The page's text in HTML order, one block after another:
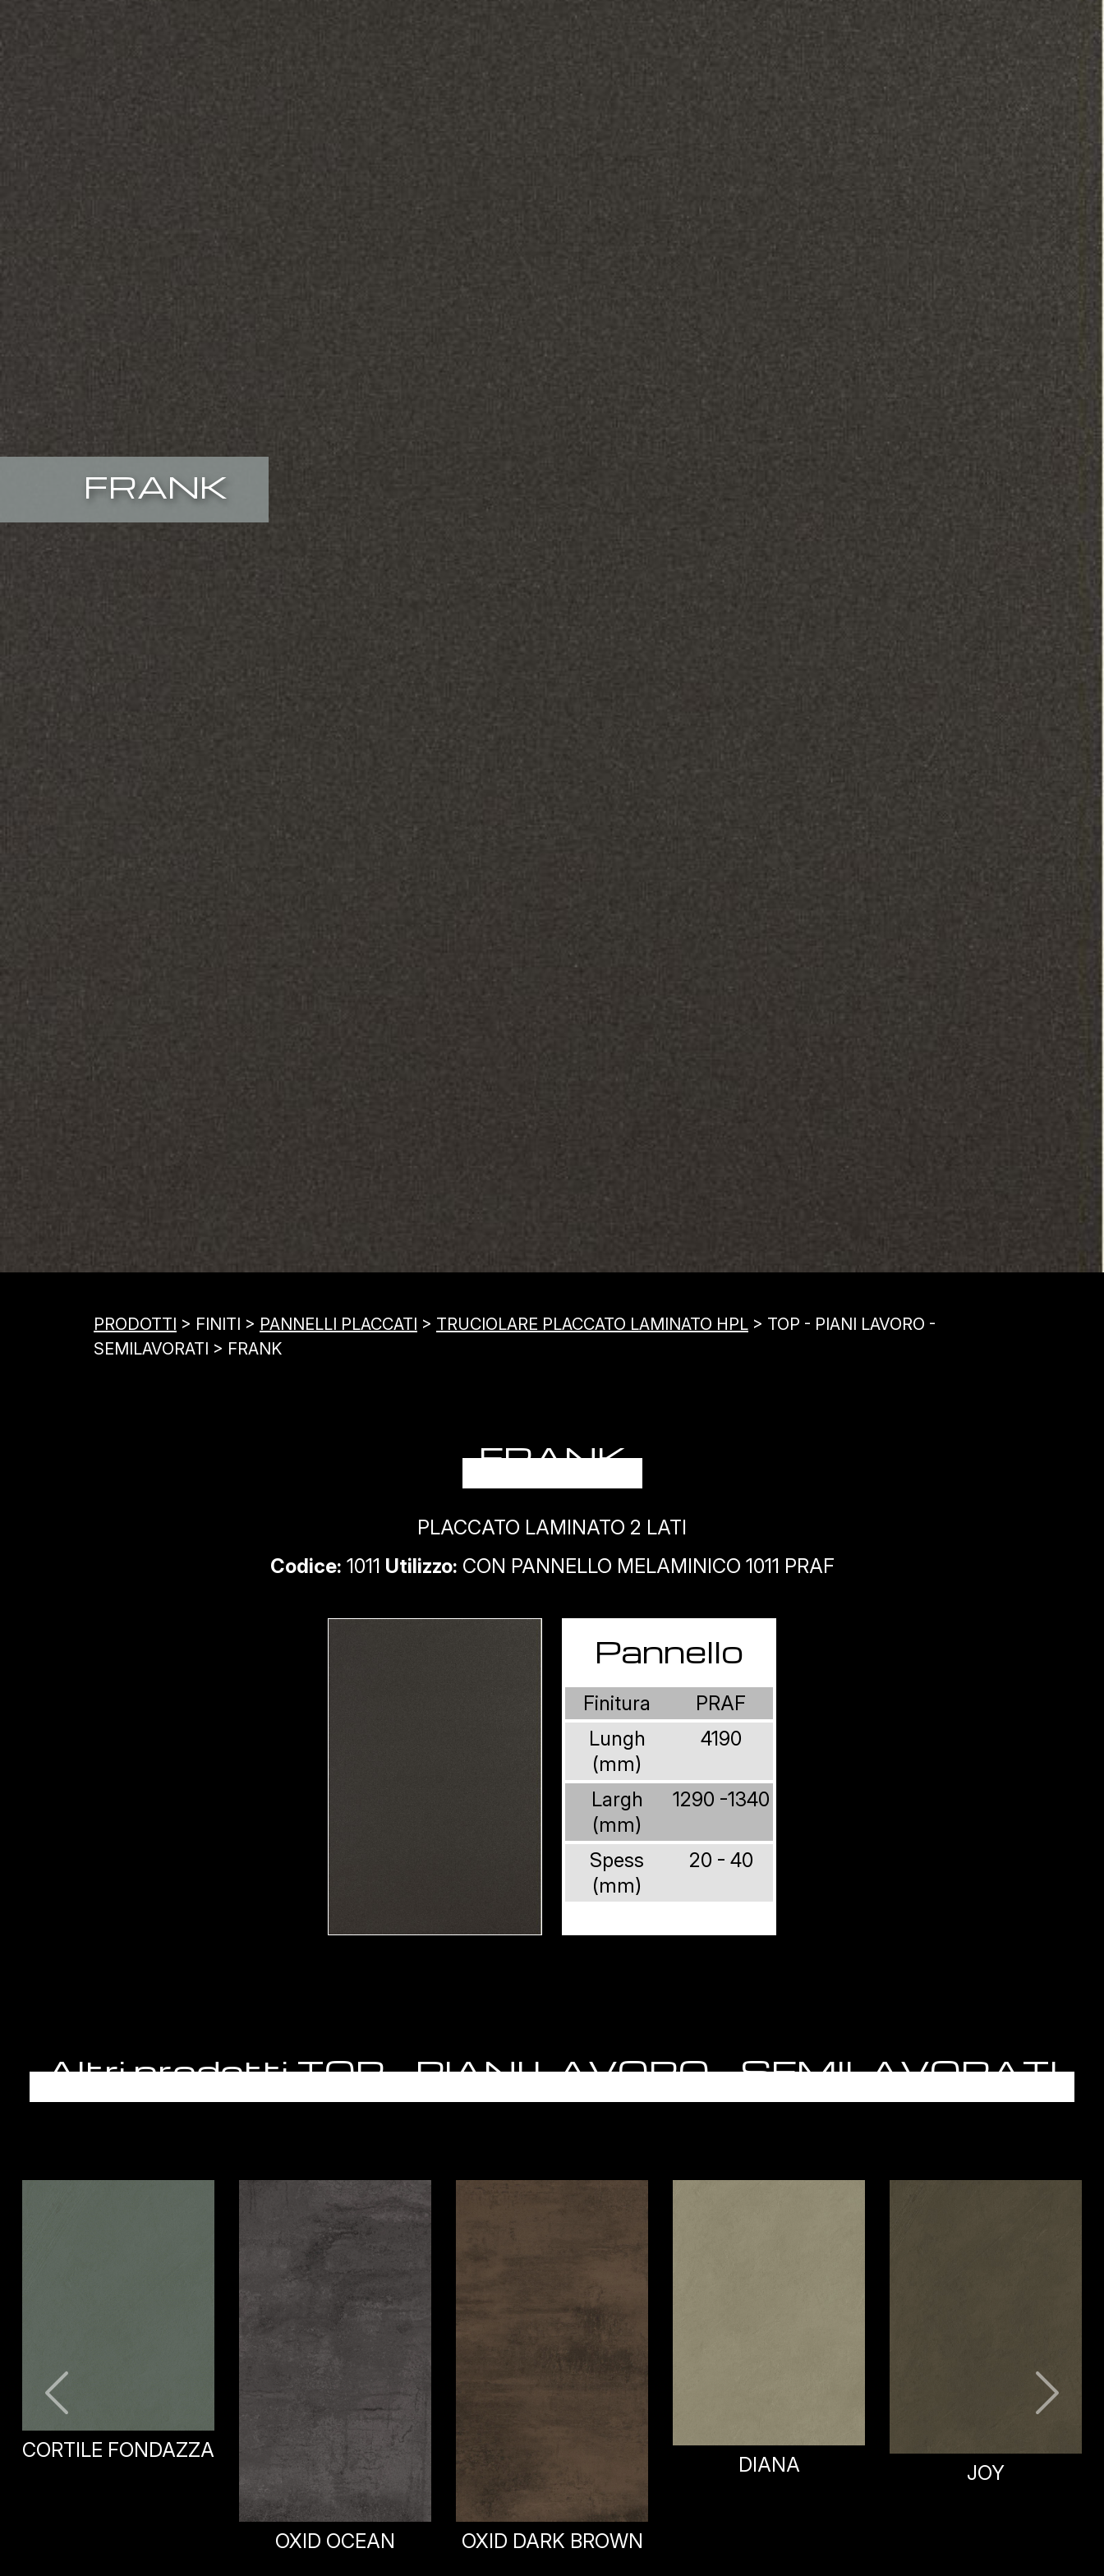
FRANK
PRODOTTI > FINITI > PANNELLI PLACCATI > TRUCIOLARE PLACCATO LAMINATO HPL > TOP - PIANI LAVORO -
SEMILAVORATI > FRANK
FRANK
PLACCATO LAMINATO 2 LATI
Codice: 1011 Utilizzo: CON PANNELLO MELAMINICO 1011 PRAF
Pannello
Finitura
PRAF
Lungh
(mm)
4190
Largh
(mm)
1290 -1340
Spess
(mm)
20 - 40
Altri prodotti TOP - PIANI LAVORO - SEMILAVORATI
OXID DARK BROWN
DIANA JOY
IDRIS